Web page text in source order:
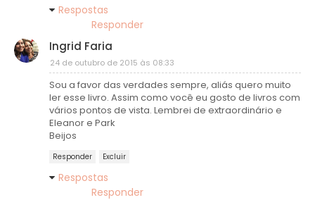
Respostas
Responder
Ingrid Faria
24 de outubro de 2015 às 08:33
Sou a favor das verdades sempre, aliás quero muito
ler esse livro. Assim como você eu gosto de livros com
vários pontos de vista. Lembrei de extraordinário e
Eleanor e Park
Beijos
Responder Excluir
Respostas
Responder